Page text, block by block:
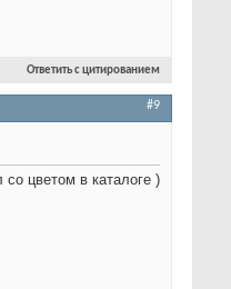
Ответить с цитированием
#9
цветом в каталоге )